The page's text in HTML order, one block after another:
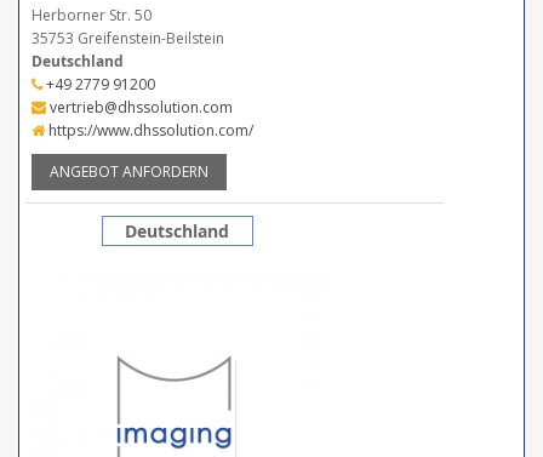
Herborner Str. 50
35753 Greifenstein-Beilstein
Deutschland
+49 2779 91200
vertrieb@dhssolution.com
https://www.dhssolution.com/
ANGEBOT ANFORDERN
Deutschland